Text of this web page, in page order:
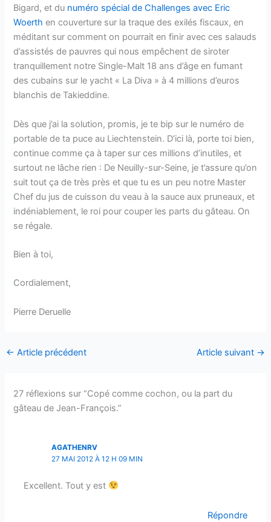
Bigard, et du numéro spécial de Challenges avec Eric
Woerth en couverture sur la traque des exilés fiscaux, en
méditant sur comment on pourrait en finir avec ces salauds
d’assistés de pauvres qui nous empêchent de siroter
tranquillement notre Single-Malt 18 ans d’âge en fumant
des cubains sur le yacht « La Diva » à 4 millions d’euros
blanchis de Takieddine.
Dès que j’ai la solution, promis, je te bip sur le numéro de
portable de ta puce au Liechtenstein. D’ici là, porte toi bien,
continue comme ça à taper sur ces millions d’inutiles, et
surtout ne lâche rien : De Neuilly-sur-Seine, je t’assure qu’on
suit tout ça de très près et que tu es un peu notre Master
Chef du jus de cuisson du veau à la sauce aux pruneaux, et
indéniablement, le roi pour couper les parts du gâteau. On
se régale.
Bien à toi,
Cordialement,
Pierre Deruelle
← Article précédent Article suivant →
27 réflexions sur “Copé comme cochon, ou la part du
gâteau de Jean-François.”
AGATHENRV
27 MAI 2012 À 12 H 09 MIN
Excellent. Tout y est
Répondre